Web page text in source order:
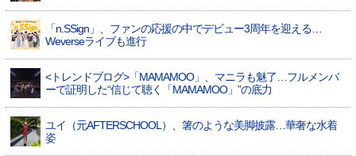
「n.SSign」、ファンの応援の中でデビュー3周年を迎える…
Weverseライブも進行
<トレンドブログ>「MAMAMOO」、マニラも魅了…フルメンバ
ーで証明した“信じて聴く「MAMAMOO」”の底力
ユイ（元AFTERSCHOOL）、箸のような美脚披露…華奢な水着
姿